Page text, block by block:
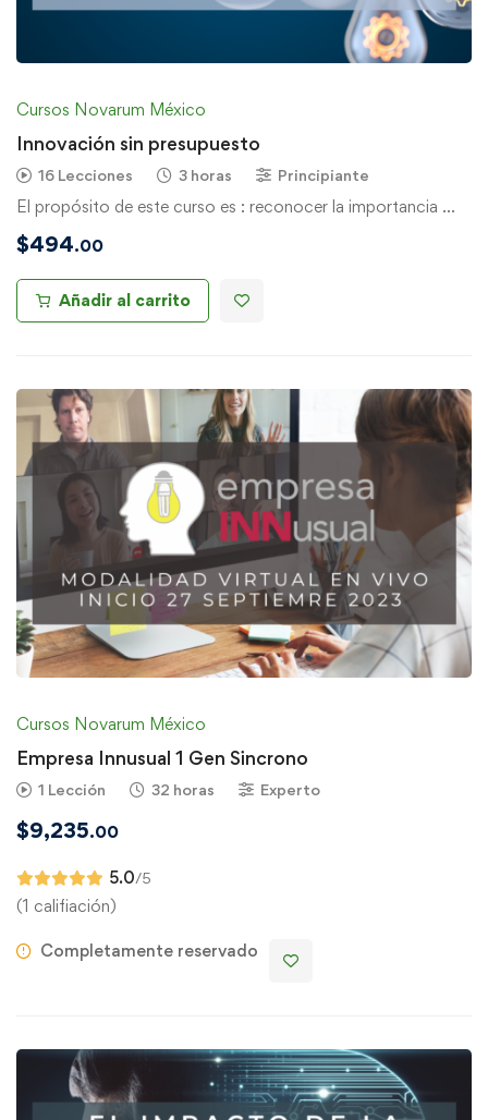
Cursos Novarum México
Innovación sin presupuesto
16 Lecciones 3 horas Principiante
El propósito de este curso es : reconocer la importancia …
$494.00
Añadir al carrito
Cursos Novarum México
Empresa Innusual 1 Gen Sincrono
1 Lección 32 horas Experto
$9,235.00
5.0/5
(1 califiación)
Completamente reservado